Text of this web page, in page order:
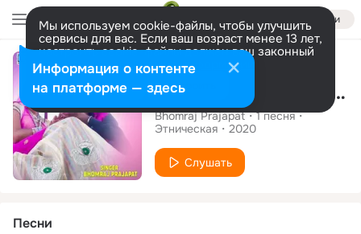
Войти
Мы используем cookie-файлы, чтобы улучшить
сервисы для вас. Если ваш возраст менее 13 лет,
настроить cookie-файлы должен ваш законный
представитель. Больше информации
Разрешить все Настроить
Сингл
Byan Thasu Mohabbat Karba
Bhomraj Prajapat 1песня
Этническая
2020
Слушать
Песни
Информация о контенте
на платформе — здесь